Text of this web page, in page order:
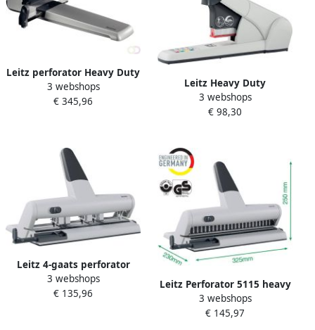
Leitz perforator Heavy Duty
5182 perforator 5182
3 webshops
€ 345,96
Leitz Heavy Duty
nietmachine 5551 niet 80
vel voor K6 K8 K10 en K12
3 webshops
€ 98,30
Leitz 4-gaats perforator
Heavy Duty 5114 perforator
3 webshops
€ 135,96
Leitz Perforator 5115 heavy
duty 23 gaats zilver
3 webshops
€ 145,97